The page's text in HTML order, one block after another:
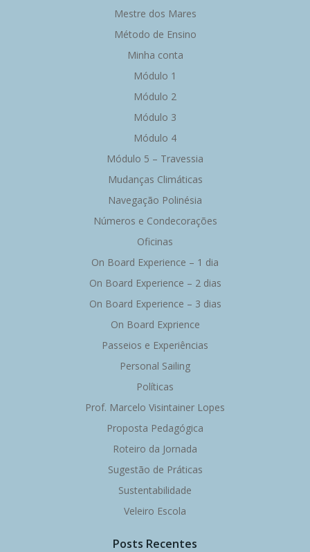
Mestre dos Mares
Método de Ensino
Minha conta
Módulo 1
Módulo 2
Módulo 3
Módulo 4
Módulo 5 – Travessia
Mudanças Climáticas
Navegação Polinésia
Números e Condecorações
Oficinas
On Board Experience – 1 dia
On Board Experience – 2 dias
On Board Experience – 3 dias
On Board Exprience
Passeios e Experiências
Personal Sailing
Políticas
Prof. Marcelo Visintainer Lopes
Proposta Pedagógica
Roteiro da Jornada
Sugestão de Práticas
Sustentabilidade
Veleiro Escola
Posts Recentes